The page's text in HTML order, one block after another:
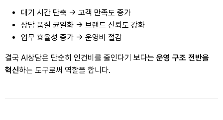
대기 시간 단축 -> 고객 만족도 증가
상담 품질 균일화 -> 브랜드 신뢰도 강화
업무 효율성 증가 -> 운영비 절감
결국 AI상담은 단순히 인건비를 줄인다기 보다는 운영 구조 전반을
혁신하는 도구로써 역할을 합니다.